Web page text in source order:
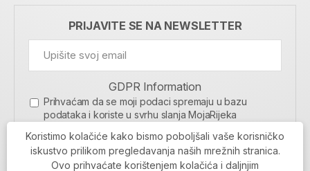
PRIJAVITE SE NA NEWSLETTER
GDPR Information
Prihvaćam da se moji podaci spremaju u bazu
podataka i koriste u svrhu slanja MojaRijeka
MOJARIJEKA NEWSLETTER
PRIJAVI SE
Koristimo kolačiće kako bismo poboljšali vaše korisničko
iskustvo prilikom pregledavanja naših mrežnih stranica.
Ovo prihvaćate korištenjem kolačića i daljnjim